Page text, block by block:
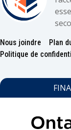
Footer
Nous joindre Plan
Politique de